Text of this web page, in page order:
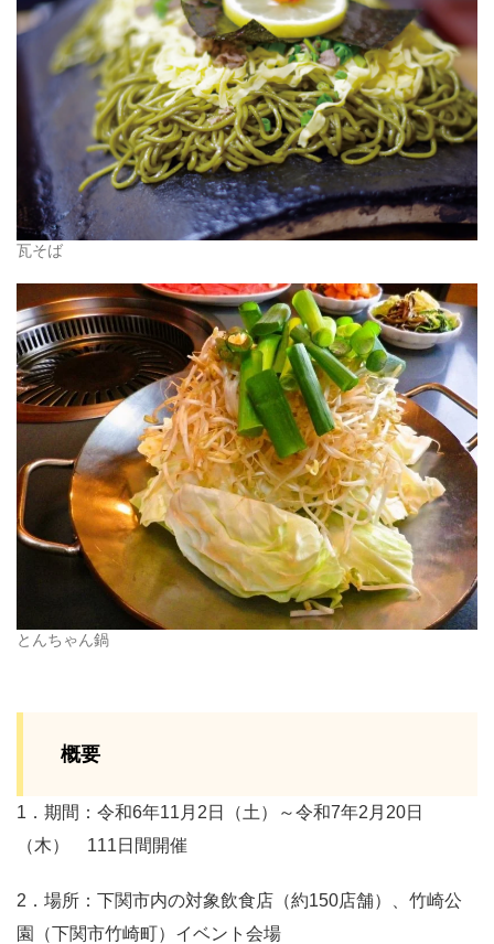
瓦そば
とんちゃん鍋
概要
1．期間：令和6年11月2日（土）～令和7年2月20日
（木） 111日間開催
2．場所：下関市内の対象飲食店（約150店舗）、竹崎公
園（下関市竹崎町）イベント会場